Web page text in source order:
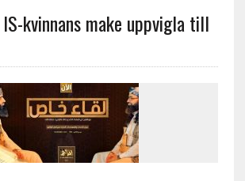
kvinnans make uppvigla till